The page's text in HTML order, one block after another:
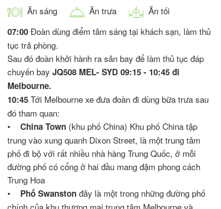
Ăn sáng Ăn trưa Ăn tối
07:00 Đoàn dùng điểm tâm sáng tại khách sạn, làm thủ
tục trả phòng.
Sau đó đoàn khởi hành ra sân bay để làm thủ tục đáp
chuyến bay JQ508 MEL- SYD 09:15 - 10:45 đi
Melbourne.
10:45 Tới Melbourne xe đưa đoàn đi dùng bữa trưa sau
đó tham quan:
• China Town (khu phố China) Khu phố China tập
trung vào xung quanh Dixon Street, là một trung tâm
phố đi bộ với rất nhiều nhà hàng Trung Quốc, ở mỗi
đường phố có cổng ở hai đầu mang đậm phong cách
Trung Hoa
• Phố Swanston đây là một trong những đường phố